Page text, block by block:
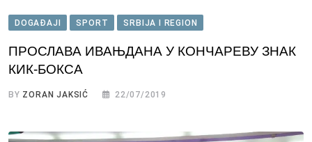
DOGAĐAJI SPORT SRBIJA I REGION
ПРОСЛАВА ИВАЊДАНА У КОНЧАРЕВУ ЗНАК
КИК-БОКСА
BY ZORAN JAKSIĆ 22/07/2019